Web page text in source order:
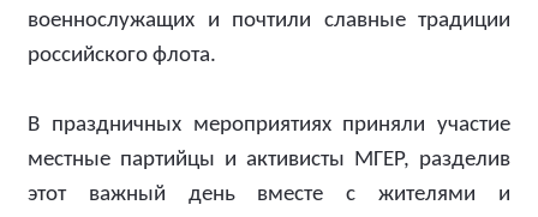
военнослужащих и почтили славные традиции
российского флота.
В праздничных мероприятиях приняли участие
местные партийцы и активисты МГЕР, разделив
этот важный день вместе с жителями и